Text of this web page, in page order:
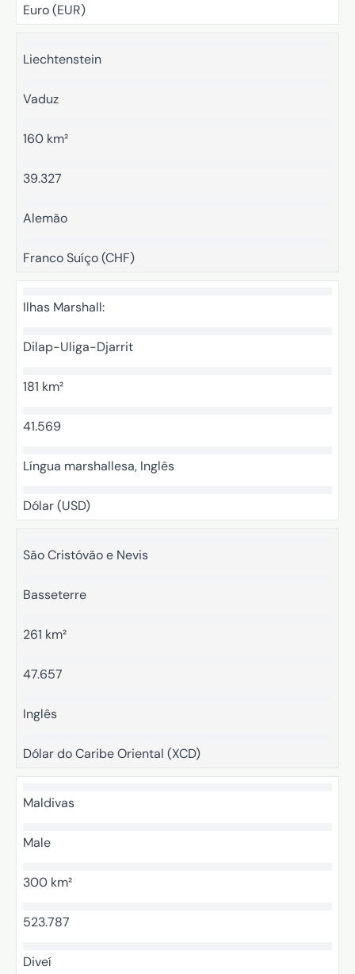
Euro (EUR)
Liechtenstein
Vaduz
160 km²
39.327
Alemão
Franco Suíço (CHF)
Ilhas Marshall:
Dilap-Uliga-Djarrit
181 km²
41.569
Língua marshallesa, Inglês
Dólar (USD)
São Cristóvão e Nevis
Basseterre
261 km²
47.657
Inglês
Dólar do Caribe Oriental (XCD)
Maldivas
Male
300 km²
523.787
Diveí